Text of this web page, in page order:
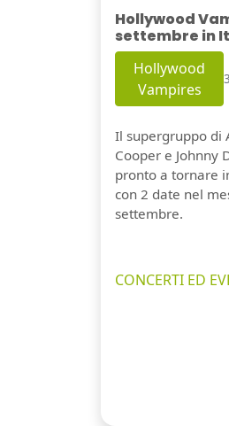
Hollywood
settembre in
Hollywood
Vampires
Il supergruppo di
Cooper e Johnny
pronto a tornare
con 2 date nel
settembre.
CONCERTI ED